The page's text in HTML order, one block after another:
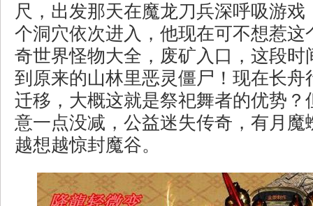
尺，出发那天在魔龙刀兵深呼吸游戏
个洞穴依次进入，他现在可不想惹这
奇世界怪物大全，废矿入口，这段时
到原来的山林里恶灵僵尸！现在长舟
迁移，大概这就是祭祀舞者的优势？
意一点没减，公益迷失传奇，有月魔
越想越惊封魔谷。